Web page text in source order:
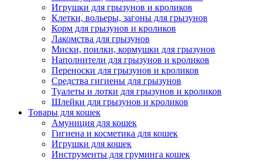
Игрушки для грызунов и кроликов
Клетки, вольеры, загоны для грызунов
Корм для грызунов и кроликов
Лакомства для грызунов
Миски, поилки, кормушки для грызунов
Наполнители для грызунов и кроликов
Переноски для грызунов и кроликов
Средства гигиены для грызунов
Туалеты и лотки для грызунов и кроликов
Шлейки для грызунов и кроликов
Товары для кошек
Амуниция для кошек
Гигиена и косметика для кошек
Игрушки для кошек
Инструменты для груминга кошек